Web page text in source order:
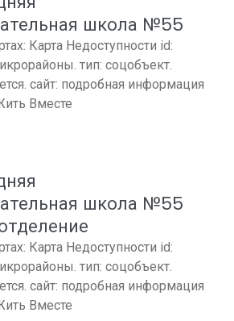
школа №55
Карта Недоступности id:
тип: соцобъект.
сайт: подробная информация
Вместе
школа №55
Карта Недоступности id:
тип: соцобъект.
сайт: подробная информация
Вместе